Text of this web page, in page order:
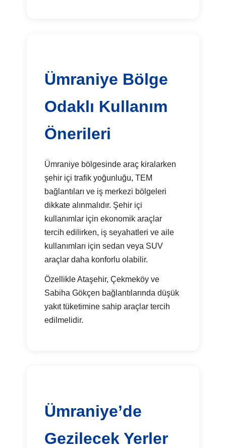
Ümraniye Bölge
Odaklı Kullanım
Önerileri
Ümraniye bölgesinde araç kiralarken
şehir içi trafik yoğunluğu, TEM
bağlantıları ve iş merkezi bölgeleri
dikkate alınmalıdır. Şehir içi
kullanımlar için ekonomik araçlar
tercih edilirken, iş seyahatleri ve aile
kullanımları için sedan veya SUV
araçlar daha konforlu olabilir.
Özellikle Ataşehir, Çekmeköy ve
Sabiha Gökçen bağlantılarında düşük
yakıt tüketimine sahip araçlar tercih
edilmelidir.
Ümraniye’de
Gezilecek Yerler